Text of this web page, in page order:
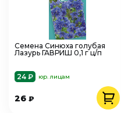
Семена Синюха голубая
Лазурь ГАВРИШ 0,1 г ц/п
24 ₽ юр. лицам
26 ₽